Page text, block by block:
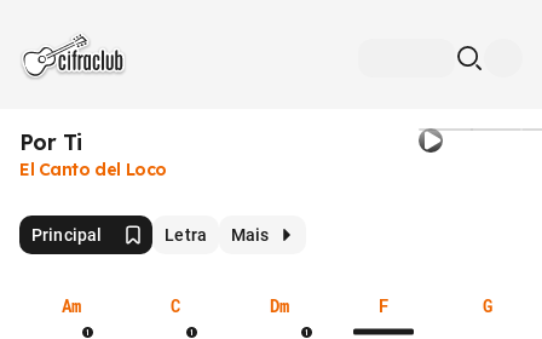
Por Ti
El Canto del Loco
Principal Letra Mais
Am C Dm F G